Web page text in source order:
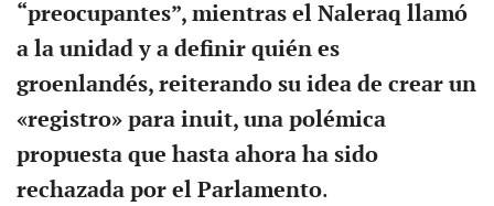
“preocupantes”, mientras el Naleraq llamó
a la unidad y a definir quién es
groenlandés, reiterando su idea de crear un
«registro» para inuit, una polémica
propuesta que hasta ahora ha sido
rechazada por el Parlamento.